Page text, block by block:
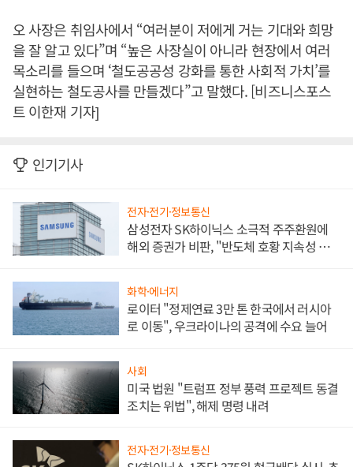
오 사장은 취임사에서 “여러분이 저에게 거는 기대와 희망
을 잘 알고 있다”며 “높은 사장실이 아니라 현장에서 여러
목소리를 들으며 ‘철도공공성 강화를 통한 사회적 가치’를
실현하는 철도공사를 만들겠다”고 말했다. [비즈니스포스
트 이한재 기자]
인기기사
전자·전기·정보통신
삼성전자 SK하이닉스 소극적 주주환원에
해외 증권가 비판, "반도체 호황 지속성 의
화학·에너지
로이터 "정제연료 3만 톤 한국에서 러시아
로 이동", 우크라이나의 공격에 수요 늘어
사회
미국 법원 "트럼프 정부 풍력 프로젝트 동결
조치는 위법", 해제 명령 내려
전자·전기·정보통신